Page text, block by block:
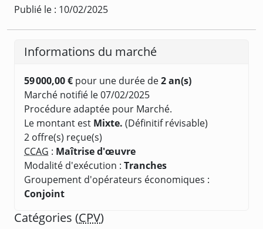
Publié le : 10/02/2025
Informations du marché
59 000,00 € pour une durée de2 an(s)
Marché notifié le 07/02/2025
Procédure adaptée pour Marché.
Le montant est Mixte. (Définitif révisable)
2 offre(s) reçue(s)
CCAG : Maîtrise d'œuvre
Modalité d'exécution : Tranches
Groupement d'opérateurs économiques :
Conjoint
Catégories (CPV)